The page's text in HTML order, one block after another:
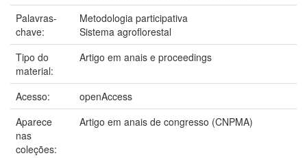
Palavras-
chave:
Metodologia participativa
Sistema agroflorestal
Tipo do
material:
Artigo em anais e proceedings
Acesso:
openAccess
Aparece
nas
coleções:
Artigo em anais de congresso (CNPMA)